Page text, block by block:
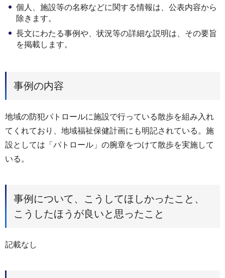
個人、施設等の名称などに関する情報は、公表内容から
除きます。
長文にわたる事例や、状況等の詳細な説明は、その要旨
を掲載します。
事例の内容
地域の防犯パトロールに施設で行っている散歩を組み入れ
てくれており、地域福祉保健計画にも明記されている。施
設としては「パトロール」の腕章をつけて散歩を実施して
いる。
事例について、こうしてほしかったこと、
こうしたほうが良いと思ったこと
記載なし